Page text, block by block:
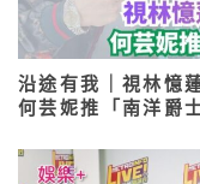
沿途有我｜視林憶
何芸妮推「南洋爵